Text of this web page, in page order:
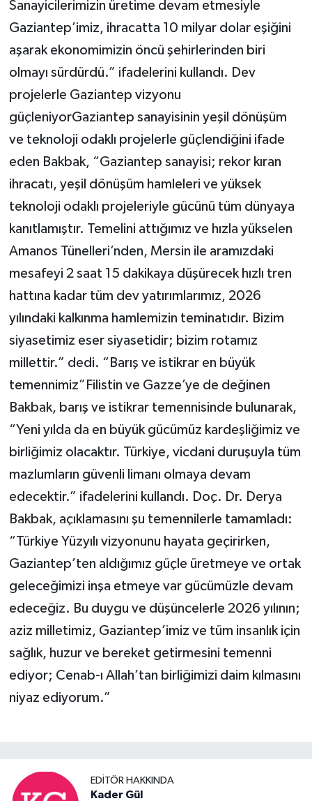
Sanayicilerimizin üretime devam etmesiyle
Gaziantep’imiz, ihracatta 10 milyar dolar eşiğini
aşarak ekonomimizin öncü şehirlerinden biri
olmayı sürdürdü.” ifadelerini kullandı. Dev
projelerle Gaziantep vizyonu
güçleniyorGaziantep sanayisinin yeşil dönüşüm
ve teknoloji odaklı projelerle güçlendiğini ifade
eden Bakbak, “Gaziantep sanayisi; rekor kıran
ihracatı, yeşil dönüşüm hamleleri ve yüksek
teknoloji odaklı projeleriyle gücünü tüm dünyaya
kanıtlamıştır. Temelini attığımız ve hızla yükselen
Amanos Tünelleri’nden, Mersin ile aramızdaki
mesafeyi 2 saat 15 dakikaya düşürecek hızlı tren
hattına kadar tüm dev yatırımlarımız, 2026
yılındaki kalkınma hamlemizin teminatıdır. Bizim
siyasetimiz eser siyasetidir; bizim rotamız
millettir.” dedi. “Barış ve istikrar en büyük
temennimiz”Filistin ve Gazze’ye de değinen
Bakbak, barış ve istikrar temennisinde bulunarak,
“Yeni yılda da en büyük gücümüz kardeşliğimiz ve
birliğimiz olacaktır. Türkiye, vicdani duruşuyla tüm
mazlumların güvenli limanı olmaya devam
edecektir.” ifadelerini kullandı. Doç. Dr. Derya
Bakbak, açıklamasını şu temennilerle tamamladı:
“Türkiye Yüzyılı vizyonunu hayata geçirirken,
Gaziantep’ten aldığımız güçle üretmeye ve ortak
geleceğimizi inşa etmeye var gücümüzle devam
edeceğiz. Bu duygu ve düşüncelerle 2026 yılının;
aziz milletimiz, Gaziantep’imiz ve tüm insanlık için
sağlık, huzur ve bereket getirmesini temenni
ediyor; Cenab-ı Allah’tan birliğimizi daim kılmasını
niyaz ediyorum.”
EDITÖR HAKKINDA
Kader Gül